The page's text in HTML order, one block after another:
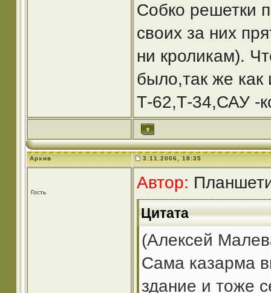
Собко решетки
своих за них
ни кроликам).
было,так же как
Т-62,Т-34,САУ -
Архив 3.11.2006, 18:35
Гость
Автор:
Цитата
(Алексей
Сама казарма
здание и тоже